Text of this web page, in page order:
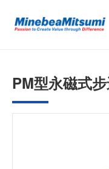
按行业用途查找
PM型永磁式